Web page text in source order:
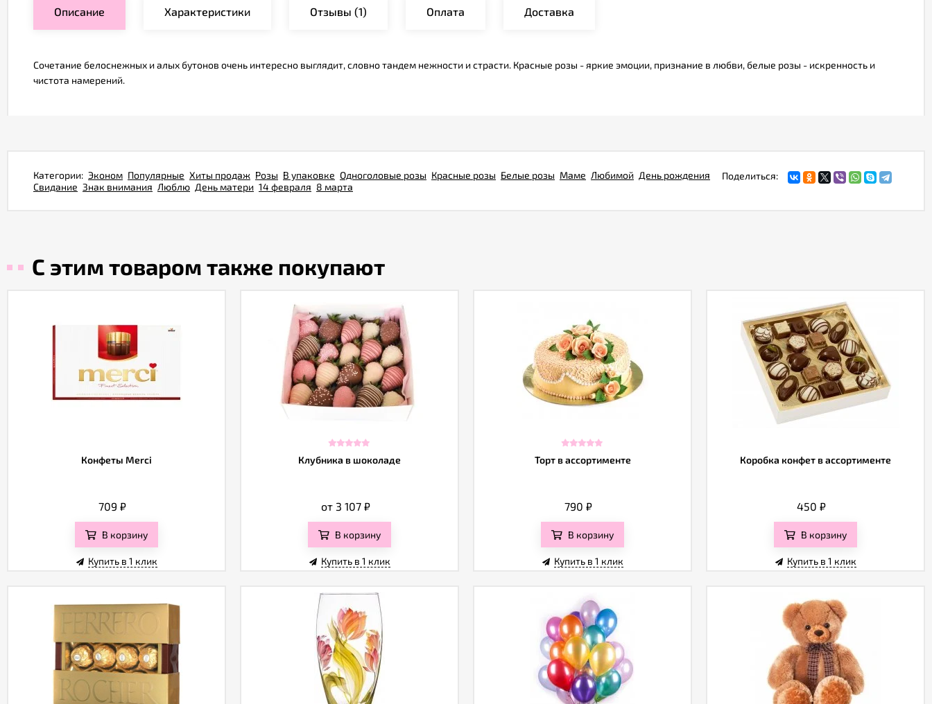
Описание Характеристики Отзывы (1) Оплата Доставка
Сочетание белоснежных и алых бутонов очень интересно выглядит, словно тандем нежности и страсти. Красные розы - яркие эмоции, признание в любви, белые розы - искренность и
чистота намерений.
Поделиться:
Категории: Эконом Популярные Хиты продаж Розы В упаковке Одноголовые розы Красные розы Белые розы Маме Любимой День рождения
Свидание Знак внимания Люблю День матери 14 февраля 8 марта
С этим товаром также покупают
Конфеты Merci
709 ₽
В корзину
Купить в 1 клик
Клубника в шоколаде
от 3 107 ₽
В корзину
Купить в 1 клик
Торт в ассортименте
790 ₽
В корзину
Купить в 1 клик
Коробка конфет в ассортименте
450 ₽
В корзину
Купить в 1 клик